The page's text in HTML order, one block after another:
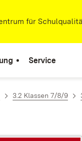
in neuem Fenster)
für
Service
3.2 Klassen 7/8/9